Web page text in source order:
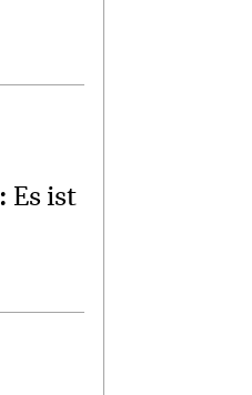
: Es ist